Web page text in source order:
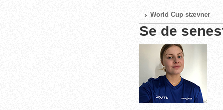
World Cup stævner
Se de